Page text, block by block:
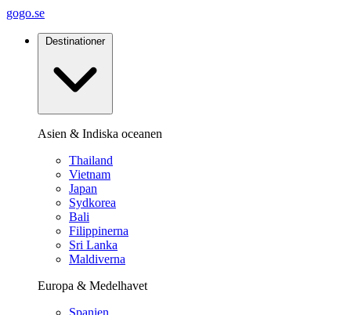
gogo.se
Destinationer
Asien & Indiska oceanen
Thailand
Vietnam
Japan
Sydkorea
Bali
Filippinerna
Sri Lanka
Maldiverna
Europa & Medelhavet
Spanien